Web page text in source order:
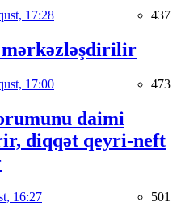
17:28 437
17:00 473
daimi
diqqət qeyri-neft
16:27 501